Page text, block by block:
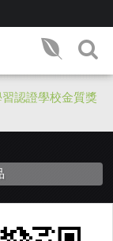
認證學校金質獎